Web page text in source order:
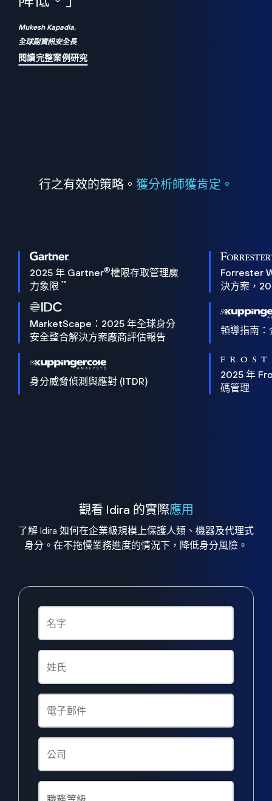
Mukesh Kapadia,
全球副資訊安全長
閱讀完整案例研究
行之有效的策略。 獲分析師獲肯定。
2025 年 Gartner®權限存取管理魔
力象限 ™
Forrester
決方案，
MarketScape：2025 年全球身分
安全整合解決方案廠商評估報告
領導指南
身分威脅偵測與應對 (ITDR)
2025 年
碼管理
觀看 Idira 的實際應用
了解 Idira 如何在企業級規模上保護人類、機器及代理式
身分。在不拖慢業務進度的情況下，降低身分風險。